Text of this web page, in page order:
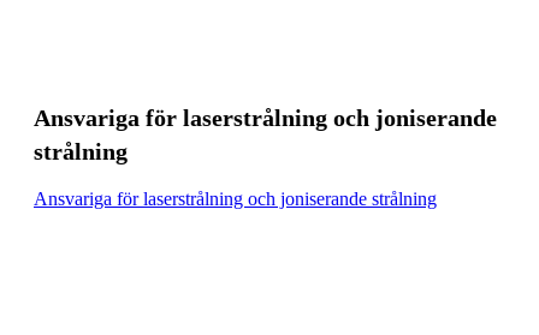
Ansvariga för laserstrålning och joniserande
strålning
Ansvariga för laserstrålning och joniserande strålning